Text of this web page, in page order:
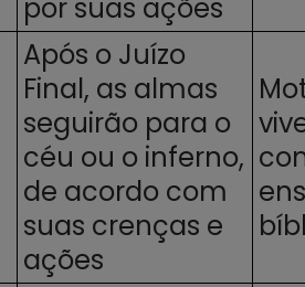
por suas ações
Após o Juízo
Final, as almas
seguirão para o
céu ou o inferno,
de acordo com
suas crenças e
ações